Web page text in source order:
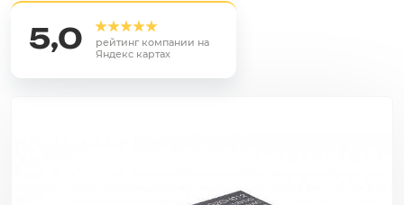
5,0
рейтинг компании на
Яндекс картах